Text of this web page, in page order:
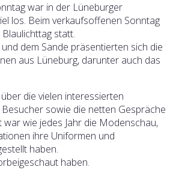
war in der Lüneburger
los. Beim verkaufsoffenen Sonntag
statt.
dem Sande präsentierten sich die
aus Lüneburg, darunter auch das
die vielen interessierten
sowie die netten Gespräche
war wie jedes Jahr die Modenschau,
ihre Uniformen und
haben.
haben.